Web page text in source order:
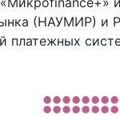
(НАУМИР) и
платежных